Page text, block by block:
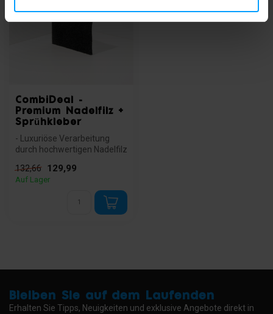
CombiDeal -
Premium Nadelfilz +
Sprühkleber
- Luxuriöse Verarbeitung
durch hochwertigen Nadelfilz
132,66
129,99
Auf Lager
Bleiben Sie auf dem Laufenden
Erhalten Sie Tipps, Neuigkeiten und exklusive Angebote direkt in